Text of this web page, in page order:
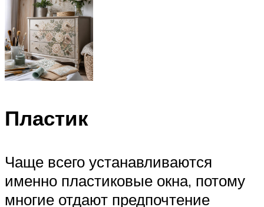
Пластик
Чаще всего устанавливаются
именно пластиковые окна, потому
многие отдают предпочтение